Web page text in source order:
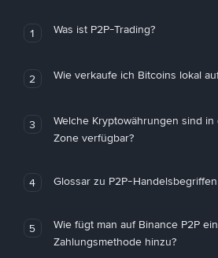
1 Was ist P2P-Trading?
2 Wie verkaufe ich Bitcoins lokal
3
Welche Kryptowährungen sind in
Zone verfügbar?
4 Glossar zu P2P-Handelsbegriffen
5
Wie fügt man auf Binance P2P
Zahlungsmethode hinzu?